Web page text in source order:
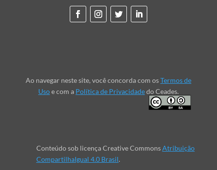
Ao navegar neste site, você concorda com osTermos de
Usoe com a Política de Privacidadedo Ceades.
Conteúdo sob licença Creative CommonsAtribuição
CompartilhaIgual 4.0 Brasil.